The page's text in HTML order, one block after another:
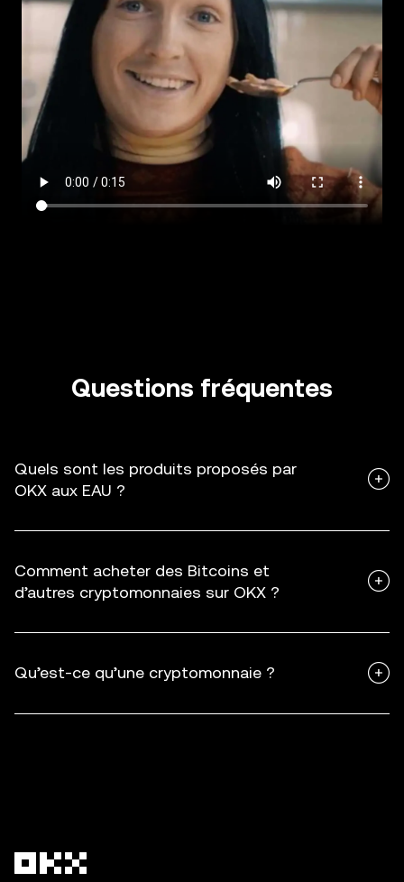
Questions fréquentes
Quels sont les produits proposés par
OKX aux EAU ?
Comment acheter des Bitcoins et
d’autres cryptomonnaies sur OKX ?
Qu’est-ce qu’une cryptomonnaie ?